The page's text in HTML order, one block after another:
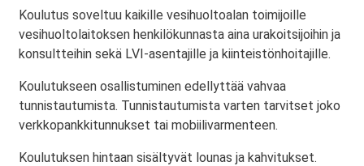
Koulutus soveltuu kaikille vesihuoltoalan toimijoille
vesihuoltolaitoksen henkilökunnasta aina urakoitsijoihin ja
konsultteihin sekä LVI-asentajille ja kiinteistönhoitajille.
Koulutukseen osallistuminen edellyttää vahvaa
tunnistautumista. Tunnistautumista varten tarvitset joko
verkkopankkitunnukset tai mobiilivarmenteen.
Koulutuksen hintaan sisältyvät lounas ja kahvitukset.